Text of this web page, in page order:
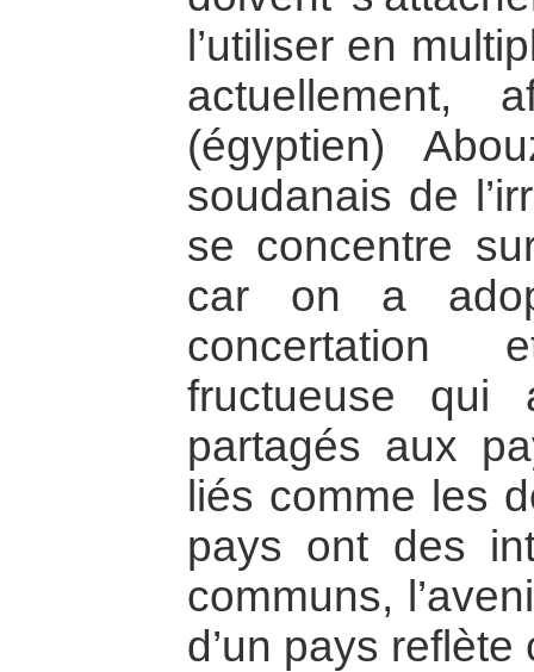
l’utiliser en
actuellement,
(égyptien)
soudanais de
se concentre
car on a
concertation
fructueuse qui
partagés aux
liés comme les
pays ont des
communs,
d’un pays reflète